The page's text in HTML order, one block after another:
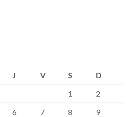
J V S
D
1
2
6 7 8
9